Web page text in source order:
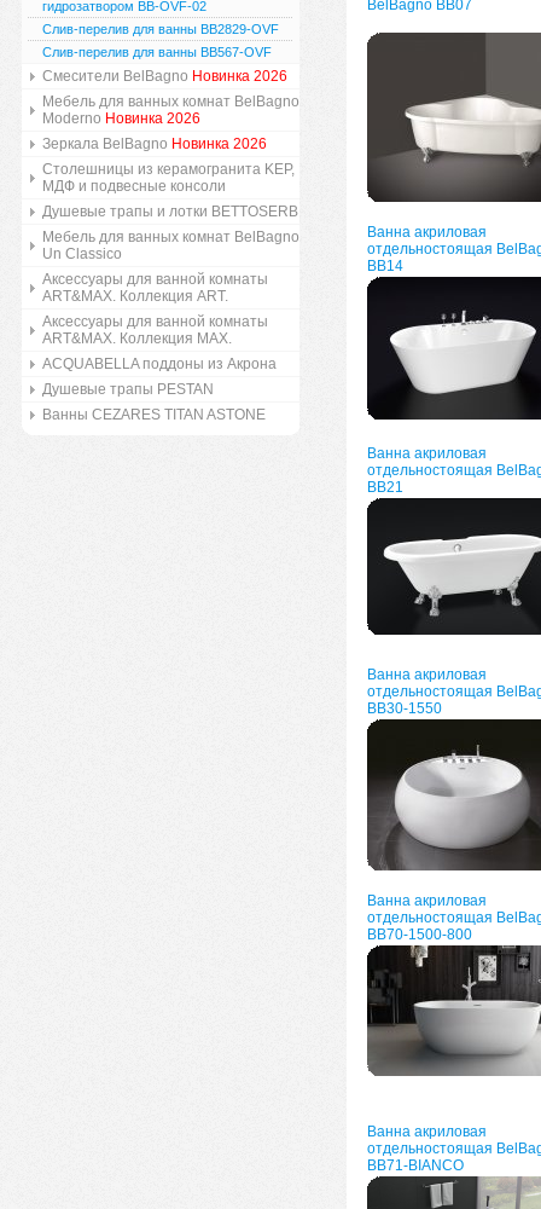
гидрозатвором BB-OVF-02
Слив-перелив для ванны BB2829-OVF
Слив-перелив для ванны BB567-OVF
Смесители BelBagno Новинка 2026
Мебель для ванных комнат BelBagno
Moderno Новинка 2026
Зеркала BelBagno Новинка 2026
Столешницы из керамогранита KEP,
МДФ и подвесные консоли
Душевые трапы и лотки BETTOSERB
Мебель для ванных комнат BelBagno
Un Classico
Аксессуары для ванной комнаты
ART&MAX. Коллекция ART.
Аксессуары для ванной комнаты
ART&MAX. Коллекция MAX.
ACQUABELLA поддоны из Акрона
Душевые трапы PESTAN
Ванны CEZARES TITAN ASTONE
BelBagno BB07
Ванна акриловая
отдельностоящая
BB14
Ванна акриловая
отдельностоящая
BB21
Ванна акриловая
отдельностоящая
BB30-1550
Ванна акриловая
отдельностоящая
BB70-1500-800
Ванна акриловая
отдельностоящая
BB71-BIANCO